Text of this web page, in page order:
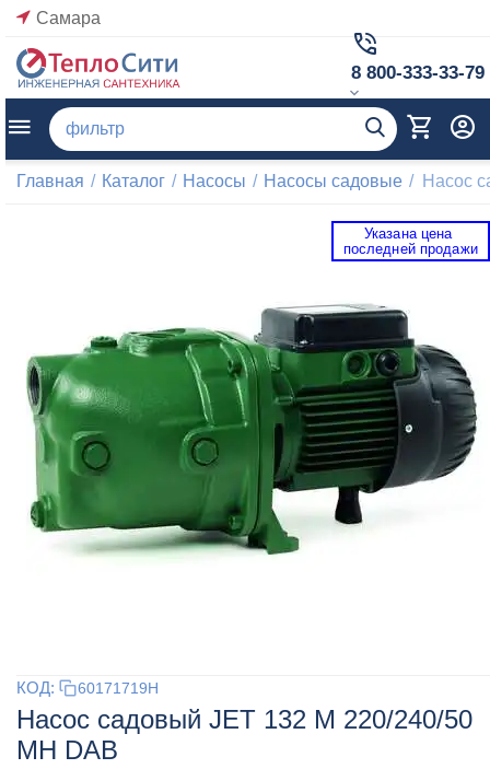
Самара
8 800-333-33-79
Главная / Каталог / Насосы / Насосы садовые / Насос
Указана цена
последней продажи
КОД: 60171719H
Насос садовый JET 132 M 220/240/50
MH DAB